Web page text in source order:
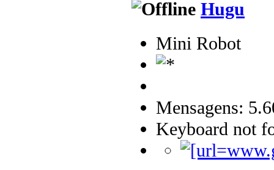
Hugu
Mini Robot
Mensagens:
Keyboard not